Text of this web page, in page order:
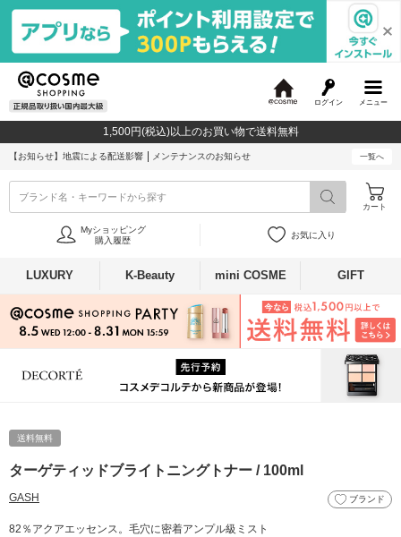
メニュー
ログイン
c
o
1,500円(税込)以上のお買い物で送料無料
【お知らせ】 地震による配送影響 メンテナンスのお知らせ 一覧へ
ブランド名・キーワードから探す
カート
Myショッピング
購入履歴
お気に入り
LUXURY K-Beauty mini COSME GIFT
送料無料
ターゲティッドブライトニングトナー / 100ml
GASH ブランド
82％アクアエッセンス。毛穴に密着アンプル級ミスト